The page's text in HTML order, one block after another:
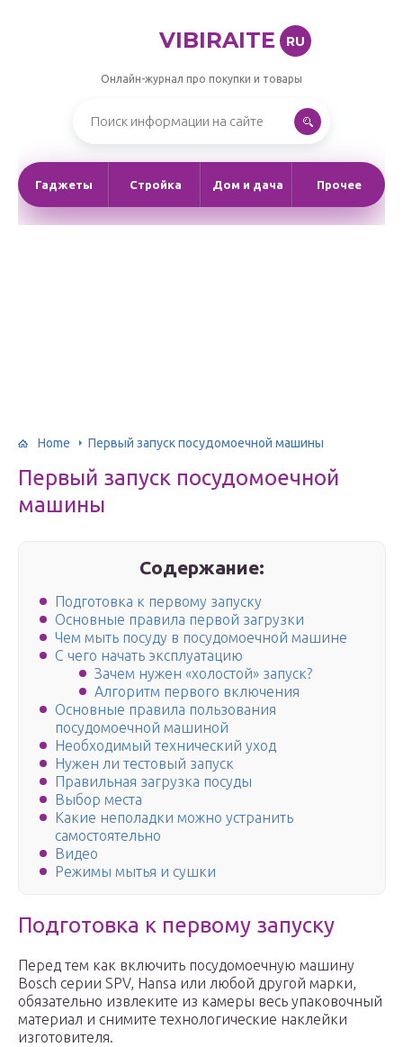
VIBIRAITE RU
Онлайн-журнал про покупки и товары
Гаджеты Стройка Дом и дача Прочее
Home Первый запуск посудомоечной машины
Первый запуск посудомоечной
машины
Содержание:
Подготовка к первому запуску
Основные правила первой загрузки
Чем мыть посуду в посудомоечной машине
С чего начать эксплуатацию
Зачем нужен «холостой» запуск?
Алгоритм первого включения
Основные правила пользования
посудомоечной машиной
Необходимый технический уход
Нужен ли тестовый запуск
Правильная загрузка посуды
Выбор места
Какие неполадки можно устранить
самостоятельно
Видео
Режимы мытья и сушки
Подготовка к первому запуску
Перед тем как включить посудомоечную машину
Bosch серии SPV, Hansa или любой другой марки,
обязательно извлеките из камеры весь упаковочный
материал и снимите технологические наклейки
изготовителя.